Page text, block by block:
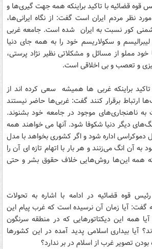
قوه قضائیه با تاکید براینکه همه جهت گیری‌ها و
نظر مردم ایران است گفت: از نگاه ایرانی‌ها،
کور نسبت به ایران شده است. جامعه غربی
و سکولاریسم خود را به همه جای دنیا
خود مملو از مسائل و مشکلاتی نظیر نژاد پرستی،
و تعصب و بی اخلاقی است.
براینکه غربی ها همیشه سعی کرده اند از
ارتباط برقرار کنند گفت: غربی‌ها حاضر نیستند
به ناهنجاری‌های موجود در جامعه خود بشنوند.
دیگر دنیا شکوفا شود. آنها می خواهند همه
دموکراسی اداره شود و اگر کشوری بخواهد با مدل
به آن انگ می‌زنند و هر بار با اتهام تازه ای آن را
همه این‌ها روش‌هایی خلاف حقوق بشر و حتی
قوه قضائیه در ادامه با اشاره به تحولات
گفت: آیا زمان آن نرسیده است که غرب پیام این
همه این دیکتاتورهایی که در منطقه سرنگون
آیا بیداری اسلامی پدید آمده در این کشورها
بودن تصویر غرب از اسلام در بر ندارد؟